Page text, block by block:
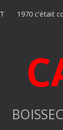
to main content
1970 c'était